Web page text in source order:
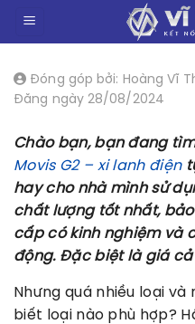
dungĐóng góp bởi: Hoàng Vĩ
Đăng ngày 28/08/2024
Chào bạn, bạn đang
Movis G2 – xi lanh điện
hay cho nhà mình sử
chất lượng tốt nhất,
cấp có kinh nghiệm và
động. Đặc biệt là giá cả
Nhưng quá nhiều loại
biết loại nào phù hợp?